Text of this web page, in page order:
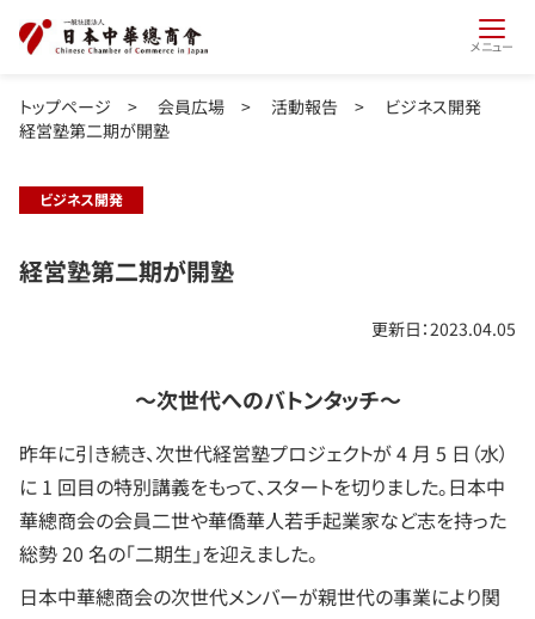
メニュー
トップページ > 会員広場 > 活動報告 > ビジネス開発
経営塾第二期が開塾
ビジネス開発
経営塾第二期が開塾
更新日：2023.04.05
～次世代へのバトンタッチ～
昨年に引き続き、次世代経営塾プロジェクトが 4 月 5 日（水）
に 1 回目の特別講義をもって、スタートを切りました。日本中
華總商会の会員二世や華僑華人若手起業家など志を持った
総勢 20 名の「二期生」を迎えました。
日本中華總商会の次世代メンバーが親世代の事業により関